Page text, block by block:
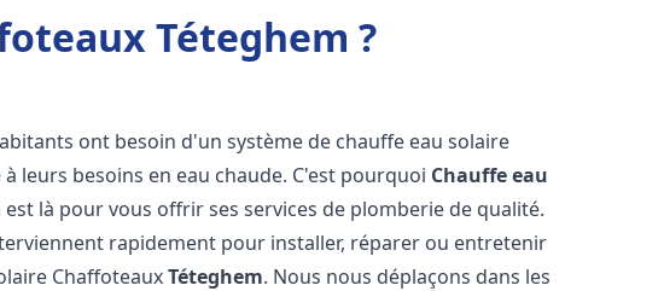
Téteghem ?
ont besoin d'un système de chauffe eau solaire
leurs besoins en eau chaude. C'est pourquoi Chauffe eau
est là pour vous offrir ses services de plomberie de qualité.
rapidement pour installer, réparer ou entretenir
ChaffoteauxTéteghem. Nous nous déplaçons dans les